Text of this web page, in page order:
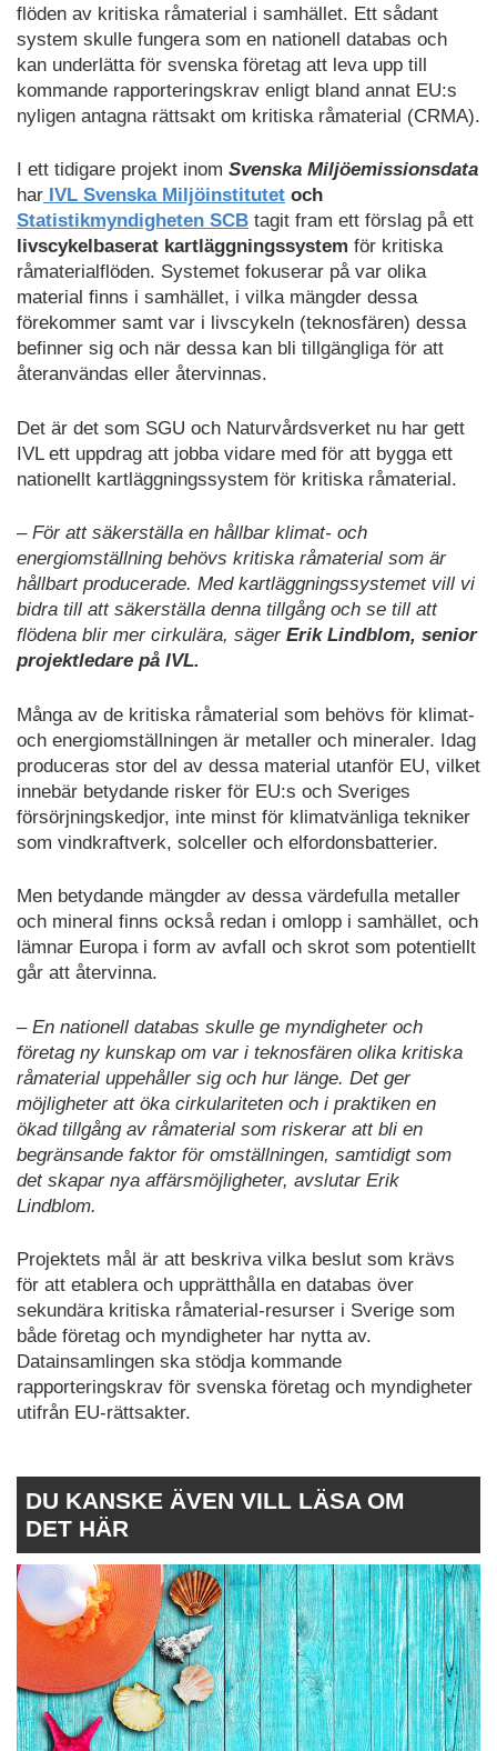
flöden av kritiska råmaterial i samhället. Ett sådant
system skulle fungera som en nationell databas och
kan underlätta för svenska företag att leva upp till
kommande rapporteringskrav enligt bland annat EU:s
nyligen antagna rättsakt om kritiska råmaterial (CRMA).
I ett tidigare projekt inom Svenska Miljöemissionsdata
har IVL Svenska Miljöinstitutet och
Statistikmyndigheten SCB tagit fram ett förslag på ett
livscykelbaserat kartläggningssystem för kritiska
råmaterialflöden. Systemet fokuserar på var olika
material finns i samhället, i vilka mängder dessa
förekommer samt var i livscykeln (teknosfären) dessa
befinner sig och när dessa kan bli tillgängliga för att
återanvändas eller återvinnas.
Det är det som SGU och Naturvårdsverket nu har gett
IVL ett uppdrag att jobba vidare med för att bygga ett
nationellt kartläggningssystem för kritiska råmaterial.
– För att säkerställa en hållbar klimat- och
energiomställning behövs kritiska råmaterial som är
hållbart producerade. Med kartläggningssystemet vill vi
bidra till att säkerställa denna tillgång och se till att
flödena blir mer cirkulära, sägerErik Lindblom, senior
projektledare på IVL.
Många av de kritiska råmaterial som behövs för klimat-
och energiomställningen är metaller och mineraler. Idag
produceras stor del av dessa material utanför EU, vilket
innebär betydande risker för EU:s och Sveriges
försörjningskedjor, inte minst för klimatvänliga tekniker
som vindkraftverk, solceller och elfordonsbatterier.
Men betydande mängder av dessa värdefulla metaller
och mineral finns också redan i omlopp i samhället, och
lämnar Europa i form av avfall och skrot som potentiellt
går att återvinna.
– En nationell databas skulle ge myndigheter och
företag ny kunskap om var i teknosfären olika kritiska
råmaterial uppehåller sig och hur länge. Det ger
möjligheter att öka cirkulariteten och i praktiken en
ökad tillgång av råmaterial som riskerar att bli en
begränsande faktor för omställningen, samtidigt som
det skapar nya affärsmöjligheter, avslutar Erik
Lindblom.
Projektets mål är att beskriva vilka beslut som krävs
för att etablera och upprätthålla en databas över
sekundära kritiska råmaterial-resurser i Sverige som
både företag och myndigheter har nytta av.
Datainsamlingen ska stödja kommande
rapporteringskrav för svenska företag och myndigheter
utifrån EU-rättsakter.
DU KANSKE ÄVEN VILL LÄSA OM
DET HÄR